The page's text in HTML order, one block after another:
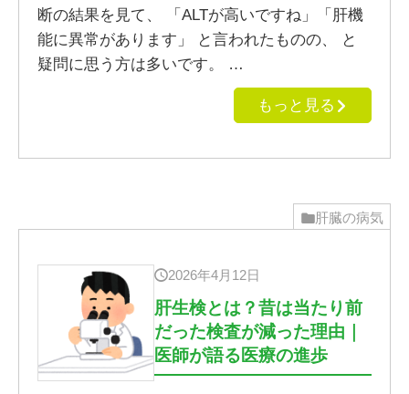
断の結果を見て、 「ALTが高いですね」「肝機
能に異常があります」 と言われたものの、 と
疑問に思う方は多いです。 …
もっと見る
肝臓の病気
2026年4月12日
肝生検とは？昔は当たり前
だった検査が減った理由｜
医師が語る医療の進歩